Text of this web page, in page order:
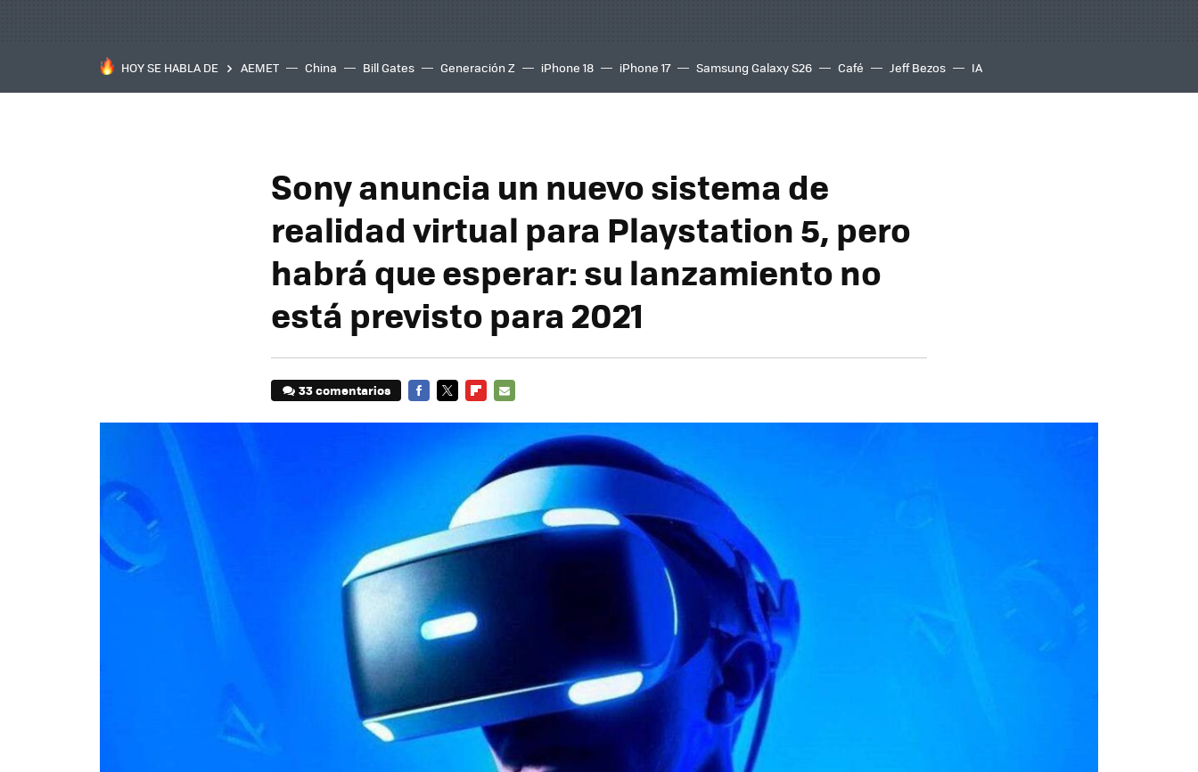
HOY SE HABLA DE AEMET China Bill Gates Generación Z iPhone 18 iPhone 17 Samsung Galaxy S26 Café Jeff Bezos IA
Sony anuncia un nuevo sistema de
realidad virtual para Playstation 5, pero
habrá que esperar: su lanzamiento no
está previsto para 2021
33 comentarios